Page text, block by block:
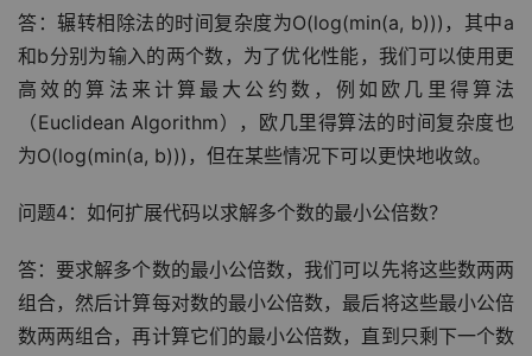
答：辗转相除法的时间复杂度为O(log(min(a, b)))，其中a
和b分别为输入的两个数，为了优化性能，我们可以使用更
高效的算法来计算最大公约数，例如欧几里得算法
（Euclidean Algorithm），欧几里得算法的时间复杂度也
为O(log(min(a, b)))，但在某些情况下可以更快地收敛。
问题4：如何扩展代码以求解多个数的最小公倍数？
答：要求解多个数的最小公倍数，我们可以先将这些数两两
组合，然后计算每对数的最小公倍数，最后将这些最小公倍
数两两组合，再计算它们的最小公倍数，直到只剩下一个数